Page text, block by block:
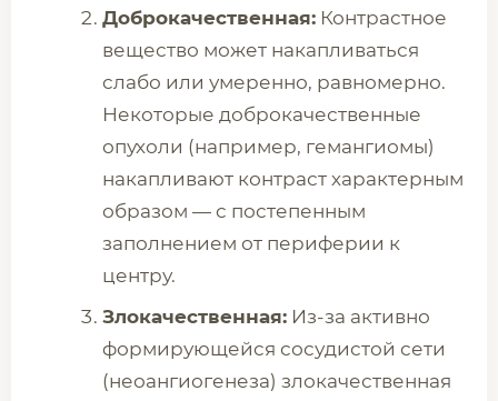
Доброкачественная: Контрастное
вещество может накапливаться
слабо или умеренно, равномерно.
Некоторые доброкачественные
опухоли (например, гемангиомы)
накапливают контраст характерным
образом — с постепенным
заполнением от периферии к
центру.
Злокачественная: Из-за активно
формирующейся сосудистой сети
(неоангиогенеза) злокачественная